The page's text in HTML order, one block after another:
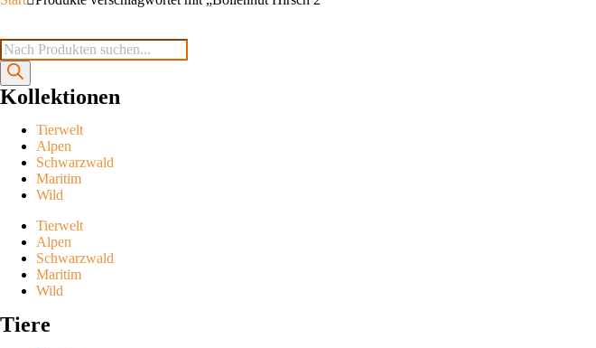
Kollektionen
Tierwelt
Alpen
Schwarzwald
Maritim
Wild
Tierwelt
Alpen
Schwarzwald
Maritim
Wild
Tiere